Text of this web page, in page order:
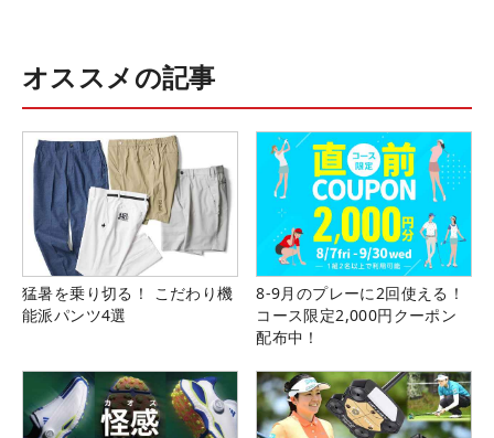
オススメの記事
猛暑を乗り切る！ こだわり機
能派パンツ4選
8-9月のプレーに2回使える！
コース限定2,000円クーポン
配布中！